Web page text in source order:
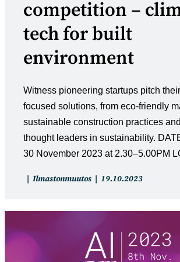
competition –
tech for built
environment
Witness pioneering startups pitch
focused solutions, from eco-friendly
sustainable construction practices
thought leaders in sustainability.
30 November 2023 at 2.30–5.00PM
Artikkelin
Ilmastonmuutos
Artikkeli
19.10.2023